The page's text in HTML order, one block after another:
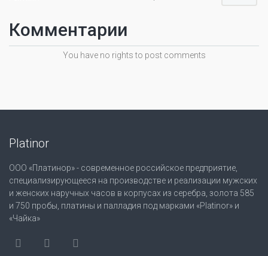
Комментарии
You have no rights to post comments
Platinor
ООО «Платинор» - современное российское предприятие,
специализирующееся на производстве и реализации мужских
и женских наручных часов в корпусах из серебра, золота 585
и 750 пробы, платины и палладия под марками «Platinor» и
«Чайка»